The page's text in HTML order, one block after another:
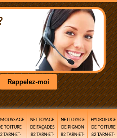
TOITURE
TARN-ET-
NETTOYAGE
DE FAÇADES
82 TARN-ET-
NETTOYAGE
DE PIGNON
82 TARN-ET-
HYDROFUGE
DE TOITURE
82 TARN-ET-